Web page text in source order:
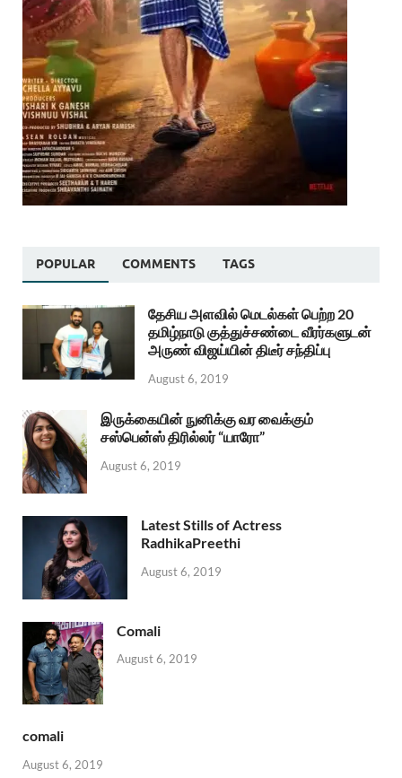
POPULAR COMMENTS TAGS
தேசிய அளவில் மெடல்கள் பெற்ற 20
தமிழ்நாடு குத்துச்சண்டை வீரர்களுடன்
அருண் விஜய்யின் திடீர் சந்திப்பு
August 6, 2019
இருக்கையின் நுனிக்கு வர வைக்கும்
சஸ்பென்ஸ் திரில்லர் “யாரோ”
August 6, 2019
Latest Stills of Actress
RadhikaPreethi
August 6, 2019
Comali
August 6, 2019
comali
August 6, 2019